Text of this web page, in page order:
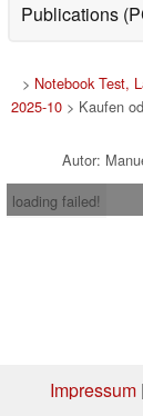
Publications
> Notebook Test,
2025-10 > Kaufen
Autor:
loading failed!
Impressum|